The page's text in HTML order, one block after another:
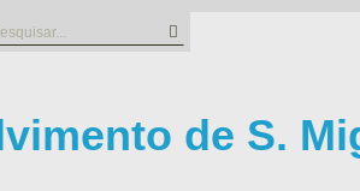
de S.